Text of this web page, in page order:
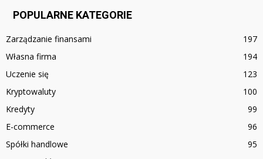
POPULARNE KATEGORIE
Zarządzanie finansami
197
Własna firma
194
Uczenie się
123
Kryptowaluty
100
Kredyty
99
E-commerce
96
Spółki handlowe
95